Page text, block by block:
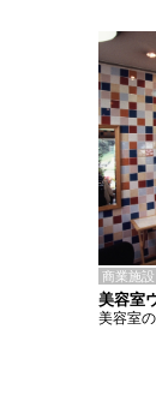
商業施設
美容室
美容室